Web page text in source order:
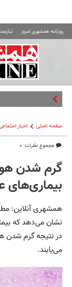
روزنامه همشهری امروز
صفحه اصلی اخبار
مجموع نظرات: ۰
گرم شدن
بیماری‌های
همشهری آنلاین:
نشان می‌دهد که
در نتیجه گرم شدن
می‌یابند.